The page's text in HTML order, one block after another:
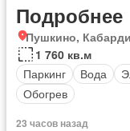
Подробнее
Пушкино,
1 760 кв.м
Паркинг
Вода
Обогрев
23 часов назад